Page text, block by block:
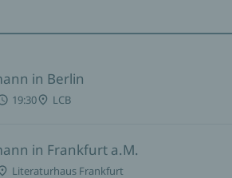
in Berlin
19:30 LCB
in Frankfurt a.M.
Literaturhaus Frankfurt